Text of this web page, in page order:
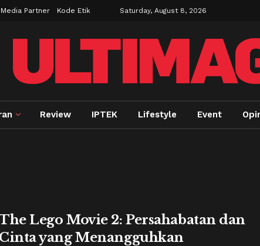
Partner Kode Etik Saturday, August 8, 2026
Review IPTEK Lifestyle Event
Lego Movie 2: Persahabatan dan
Cinta yang Menangguhkan